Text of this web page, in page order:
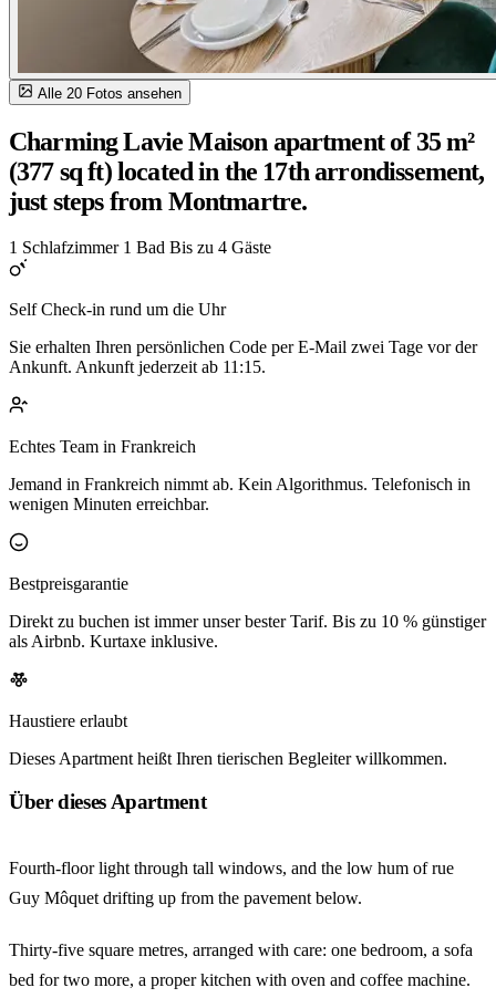
Alle 20 Fotos ansehen
Charming Lavie Maison apartment of 35 m²
(377 sq ft) located in the 17th arrondissement,
just steps from Montmartre.
1 Schlafzimmer 1 Bad Bis zu 4 Gäste
Self Check-in rund um die Uhr
Sie erhalten Ihren persönlichen Code per E-Mail zwei Tage vor der
Ankunft. Ankunft jederzeit ab 11:15.
Echtes Team in Frankreich
Jemand in Frankreich nimmt ab. Kein Algorithmus. Telefonisch in
wenigen Minuten erreichbar.
Bestpreisgarantie
Direkt zu buchen ist immer unser bester Tarif. Bis zu 10 % günstiger
als Airbnb. Kurtaxe inklusive.
Haustiere erlaubt
Dieses Apartment heißt Ihren tierischen Begleiter willkommen.
Über dieses Apartment
Fourth-floor light through tall windows, and the low hum of rue
Guy Môquet drifting up from the pavement below.
Thirty-five square metres, arranged with care: one bedroom, a sofa
bed for two more, a proper kitchen with oven and coffee machine.